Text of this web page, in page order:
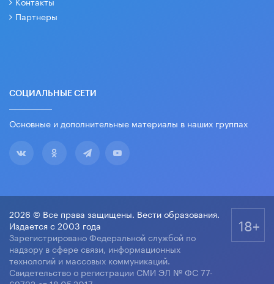
Партнеры
СОЦИАЛЬНЫЕ СЕТИ
Основные и дополнительные материалы в наших группах
2026 © Все права защищены. Вести образования.
Издается с 2003 года
Зарегистрировано Федеральной службой по
надзору в сфере связи, информационных
технологий и массовых коммуникаций.
Свидетельство о регистрации СМИ ЭЛ № ФС 77-
18+